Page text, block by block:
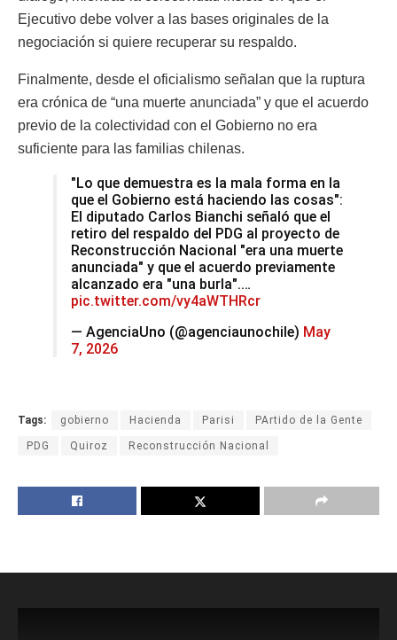
Ejecutivo debe volver a las bases originales de la
negociación si quiere recuperar su respaldo.
Finalmente, desde el oficialismo señalan que la ruptura
era crónica de “una muerte anunciada” y que el acuerdo
previo de la colectividad con el Gobierno no era
suficiente para las familias chilenas.
"Lo que demuestra es la mala forma en la
que el Gobierno está haciendo las cosas":
El diputado Carlos Bianchi señaló que el
retiro del respaldo del PDG al proyecto de
Reconstrucción Nacional "era una muerte
anunciada" y que el acuerdo previamente
alcanzado era "una burla".…
pic.twitter.com/vy4aWTHRcr
— AgenciaUno (@agenciaunochile) May
7, 2026
Tags: gobierno Hacienda Parisi PArtido de la Gente
PDG Quiroz Reconstrucción Nacional